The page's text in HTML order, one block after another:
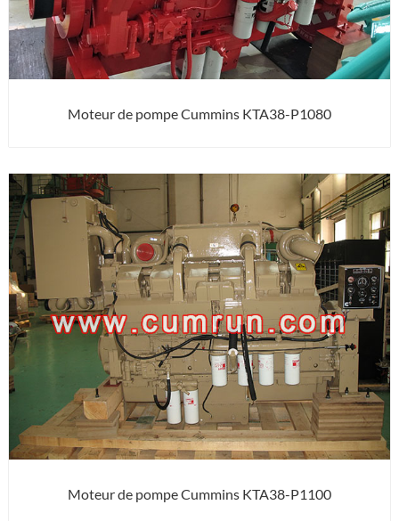
Moteur de pompe Cummins KTA38-P1080
Moteur de pompe Cummins KTA38-P1100